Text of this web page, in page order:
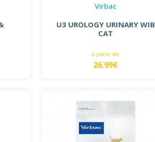
Virbac
U3 UROLOGY URINARY WIB
CAT
à partir de
26.99€